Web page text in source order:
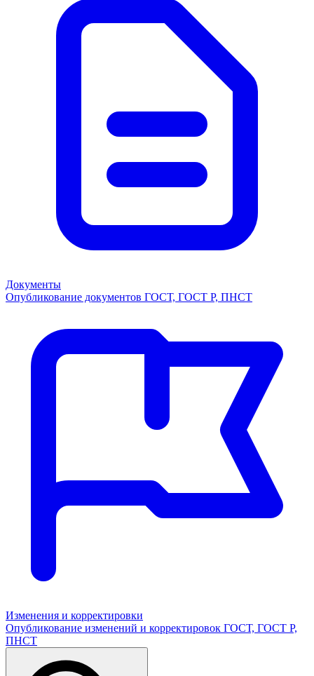
Документы
Опубликование документов ГОСТ, ГОСТ Р, ПНСТ
Изменения и корректировки
Опубликование изменений и корректировок ГОСТ, ГОСТ Р,
ПНСТ